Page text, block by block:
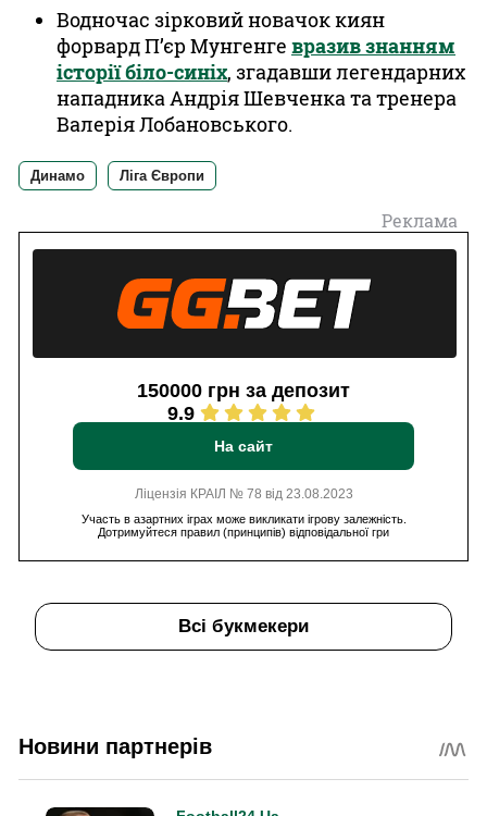
Водночас зірковий новачок киян
форвард П’єр Мунгенге вразив знанням
історії біло-синіх, згадавши легендарних
нападника Андрія Шевченка та тренера
Валерія Лобановського.
Динамо Ліга Європи
Реклама
150000 грн за депозит
9.9
На сайт
Ліцензія КРАІЛ № 78 від 23.08.2023
Участь в азартних іграх може викликати ігрову залежність.
Дотримуйтеся правил (принципів) відповідальної гри
Всі букмекери